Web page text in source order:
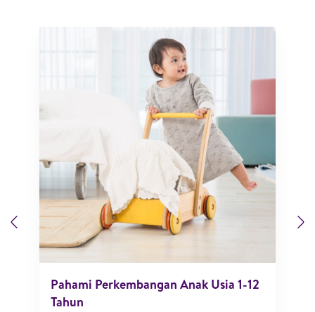
Previous
Pahami Perkembangan Anak Usia 1-12
Tahun